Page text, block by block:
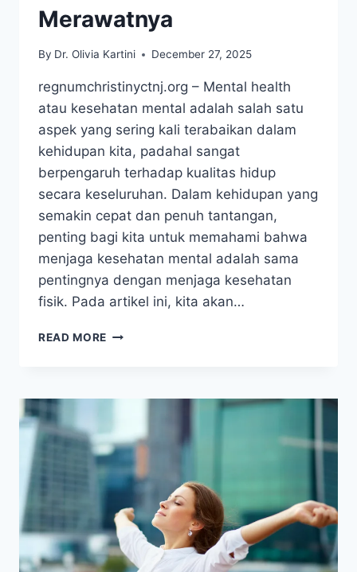
Merawatnya
By Dr. Olivia Kartini December 27, 2025
regnumchristinyctnj.org – Mental health
atau kesehatan mental adalah salah satu
aspek yang sering kali terabaikan dalam
kehidupan kita, padahal sangat
berpengaruh terhadap kualitas hidup
secara keseluruhan. Dalam kehidupan yang
semakin cepat dan penuh tantangan,
penting bagi kita untuk memahami bahwa
menjaga kesehatan mental adalah sama
pentingnya dengan menjaga kesehatan
fisik. Pada artikel ini, kita akan…
READ MORE MENGAPA
PENTING
CARA
MERAWATNYA